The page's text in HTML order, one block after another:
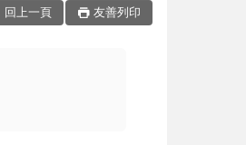
回上一頁 友善列印